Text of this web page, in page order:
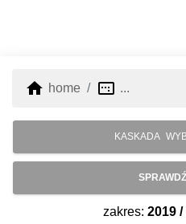
home home image_aspect_ratio ...
KASKADA
zakres: 2019 /